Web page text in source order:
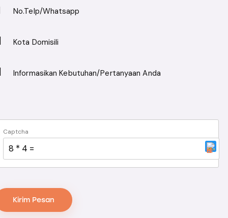
Captcha
8 * 4 = ?
This CAPTCHA helps ensure that you are human. Please